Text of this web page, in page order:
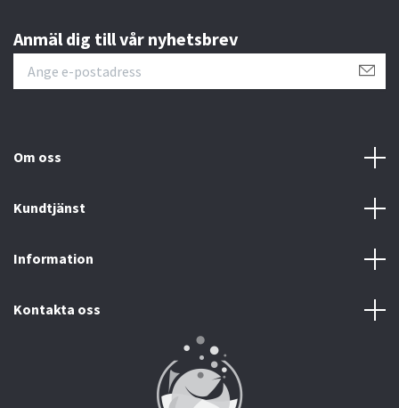
Anmäl dig till vår nyhetsbrev
Om oss
Kundtjänst
Information
Kontakta oss